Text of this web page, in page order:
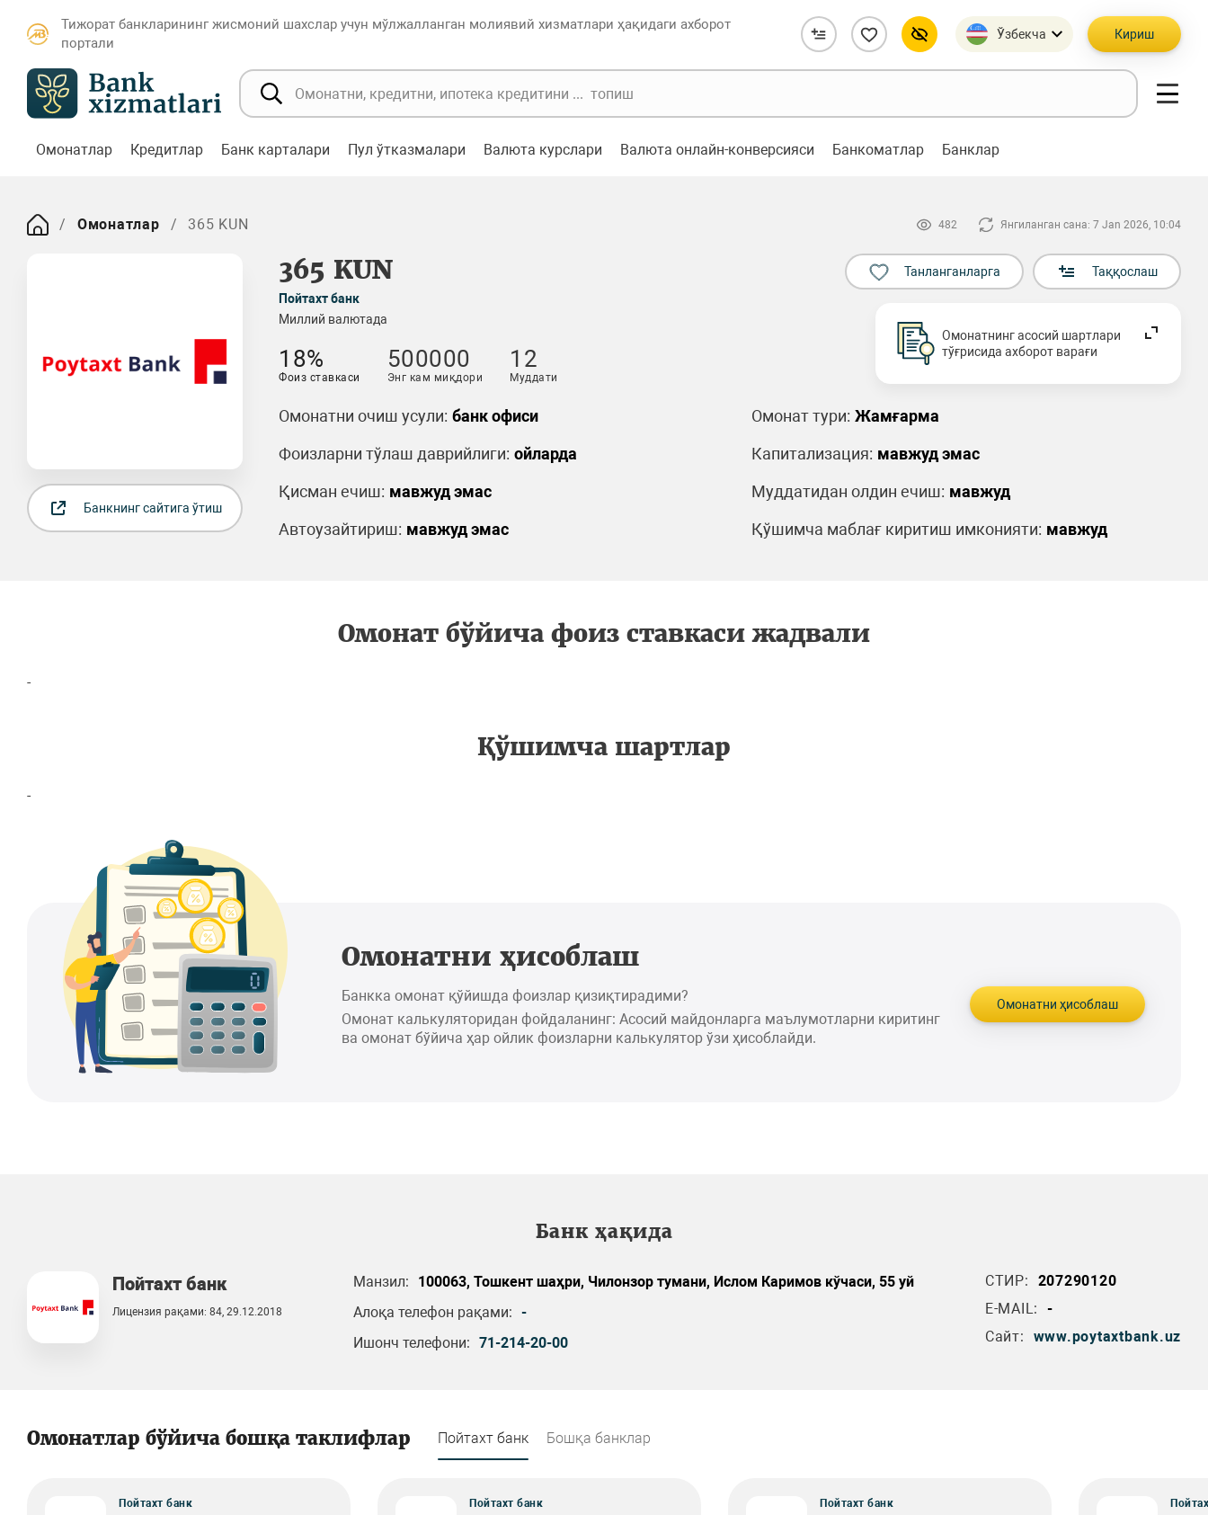
Тижорат банкларининг жисмоний шахслар учун мўлжалланган молиявий хизматлари ҳақидаги ахборот
портали
Ўзбекча Кириш
Омонатлар Кредитлар Банк карталари Пул ўтказмалари Валюта курслари Валюта онлайн-конверсияси Банкоматлар Банклар
Омонатлар 365 KUN 482 Янгиланган сана: 7 Jan 2026, 10:04
365 KUN
Пойтахт банк
Миллий валютада
Танланганларга Таққослаш
Банкнинг сайтига ўтиш
18%
Фоиз ставкаси
500000
Энг кам миқдори
12
Муддати
Омонатни очиш усули: банк офиси Омонат тури: Жамғарма
Фоизларни тўлаш даврийлиги: ойларда Капитализация: мавжуд эмас
Қисман ечиш: мавжуд эмас Муддатидан олдин ечиш: мавжуд
Автоузайтириш: мавжуд эмас Қўшимча маблағ киритиш имконияти: мавжуд
Омонатнинг асосий шартлари
тўғрисида ахборот варағи
Омонат бўйича фоиз ставкаси жадвали
-
Қўшимча шартлар
-
Омонатни ҳисоблаш
Банкка омонат қўйишда фоизлар қизиқтирадими?
Омонат калькуляторидан фойдаланинг: Асосий майдонларга маълумотларни киритинг
ва омонат бўйича ҳар ойлик фоизларни калькулятор ўзи ҳисоблайди.
Омонатни ҳисоблаш
Банк ҳақида
Пойтахт банк
Лицензия рақами: 84, 29.12.2018
Манзил:
100063, Тошкент шаҳри, Чилонзор тумани, Ислом Каримов кўчаси, 55 уй
Алоқа телефон рақами: -
Ишонч телефони: 71-214-20-00
СТИР:
207290120
E-MAIL:
-
Сайт:
www.poytaxtbank.uz
Омонатлар бўйича бошқа таклифлар Пойтахт банк Бошқа банклар
Пойтахт банк Пойтахт банк Пойтахт банк